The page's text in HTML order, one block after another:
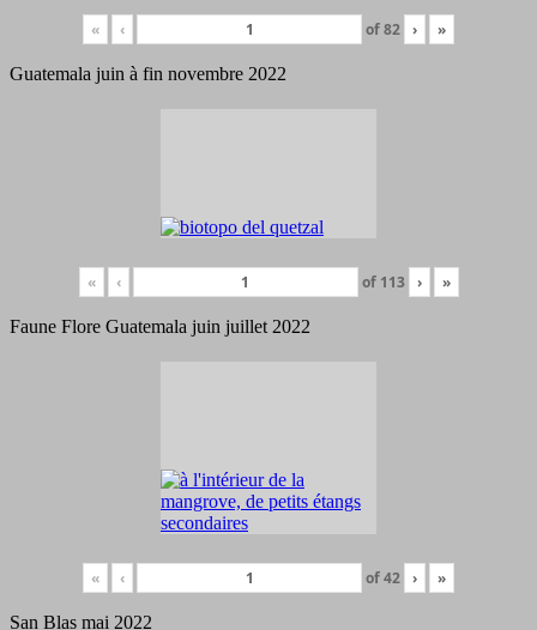
« ‹ of82 › »
Guatemala juin à fin novembre 2022
« ‹ of 113 › »
Faune Flore Guatemala juin juillet 2022
« ‹ of42 › »
San Blas mai 2022